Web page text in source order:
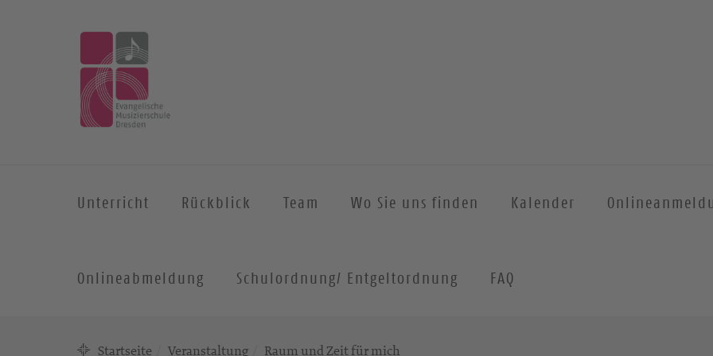
Unterricht Rückblick Team Wo Sie uns finden Kalender
Onlineabmeldung Schulordnung/ Entgeltordnung FAQ
Startseite Veranstaltung Raum und Zeit für mich